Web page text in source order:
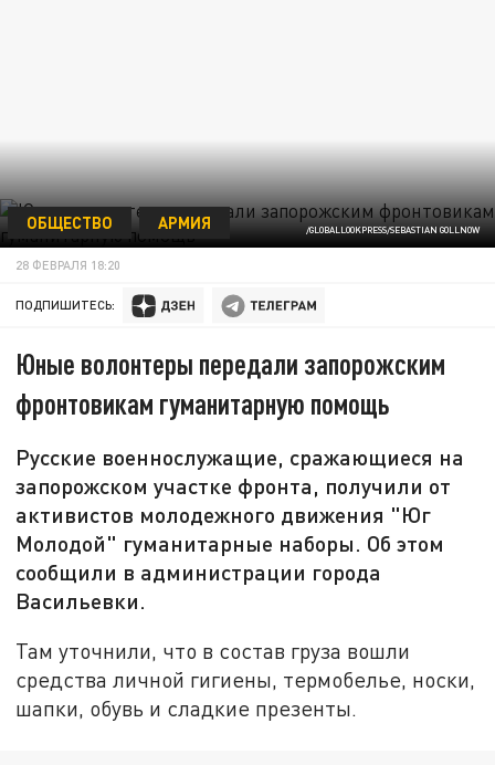
/GLOBALLOOKPRESS/SEBASTIAN GOLLNOW
ОБЩЕСТВО АРМИЯ
28 ФЕВРАЛЯ 18:20
ПОДПИШИТЕСЬ:
Юные волонтеры передали запорожским
фронтовикам гуманитарную помощь
Русские военнослужащие, сражающиеся на
запорожском участке фронта, получили от
активистов молодежного движения "Юг
Молодой" гуманитарные наборы. Об этом
сообщили в администрации города
Васильевки.
Там уточнили, что в состав груза вошли
средства личной гигиены, термобелье, носки,
шапки, обувь и сладкие презенты.